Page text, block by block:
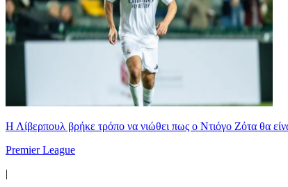
Η Λίβερπουλ βρήκε τρόπο να νιώθει πως ο Ντιόγο Ζότα θα
Premier League
|